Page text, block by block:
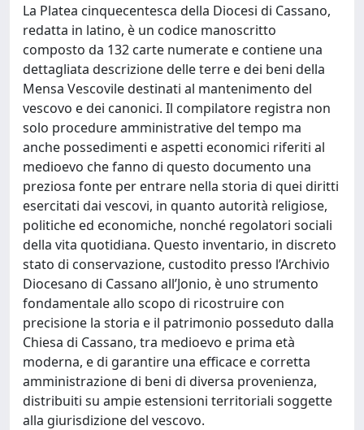
La Platea cinquecentesca della Diocesi di Cassano,
redatta in latino, è un codice manoscritto
composto da 132 carte numerate e contiene una
dettagliata descrizione delle terre e dei beni della
Mensa Vescovile destinati al mantenimento del
vescovo e dei canonici. Il compilatore registra non
solo procedure amministrative del tempo ma
anche possedimenti e aspetti economici riferiti al
medioevo che fanno di questo documento una
preziosa fonte per entrare nella storia di quei diritti
esercitati dai vescovi, in quanto autorità religiose,
politiche ed economiche, nonché regolatori sociali
della vita quotidiana. Questo inventario, in discreto
stato di conservazione, custodito presso l’Archivio
Diocesano di Cassano all’Jonio, è uno strumento
fondamentale allo scopo di ricostruire con
precisione la storia e il patrimonio posseduto dalla
Chiesa di Cassano, tra medioevo e prima età
moderna, e di garantire una efficace e corretta
amministrazione di beni di diversa provenienza,
distribuiti su ampie estensioni territoriali soggette
alla giurisdizione del vescovo.